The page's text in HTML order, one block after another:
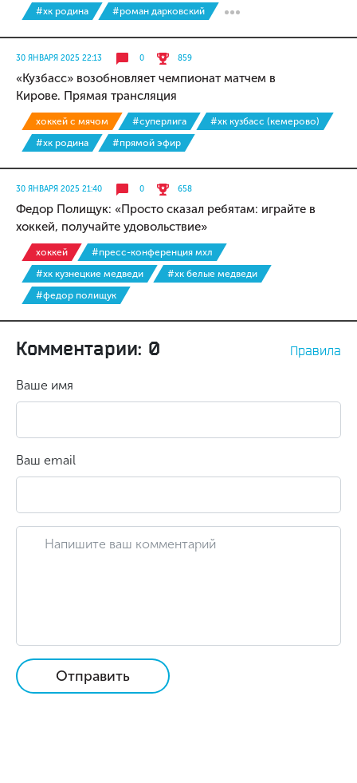
#хк родина #роман дарковский
30 ЯНВАРЯ 2025 22:13 0 859
«Кузбасс» возобновляет чемпионат матчем в
Кирове. Прямая трансляция
хоккей с мячом #суперлига
#хк кузбасс (кемерово)
#хк родина
#прямой эфир
30 ЯНВАРЯ 2025 21:40 0 658
Федор Полищук: «Просто сказал ребятам: играйте в
хоккей, получайте удовольствие»
хоккей
#пресс-конференция мхл
#хк кузнецкие медведи
#хк белые медведи
#федор полищук
Комментарии: 0 Правила
Ваше имя
Ваш email
Отправить